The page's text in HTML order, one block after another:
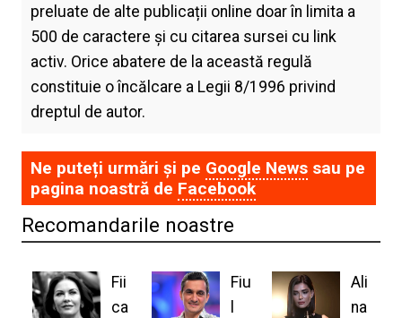
preluate de alte publicații online doar în limita a
500 de caractere și cu citarea sursei cu link
activ. Orice abatere de la această regulă
constituie o încălcare a Legii 8/1996 privind
dreptul de autor.
Ne puteți urmări și pe Google Newssau pe
pagina noastră de Facebook
Recomandarile noastre
Fii
ca
Fiu
Ali
na